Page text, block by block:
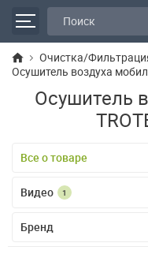
Очистка/
Осушитель воздуха
Осушитель
Все о товаре
Видео 1
Бренд